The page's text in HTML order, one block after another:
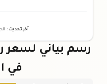
آخر تحديث :
في